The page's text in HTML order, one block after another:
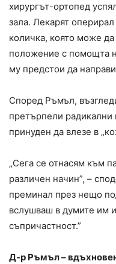
хирургът-ортопед
зала. Лекарят
количка, която може
положение с помощта
му предстои да
Според Ръмъл,
претърпели
принуден да влезе в
„Сега се отнасям към
различен начин”, –
преминал през нещо
вслушваш в думите им
съпричастност.”
Д-р Ръмъл –